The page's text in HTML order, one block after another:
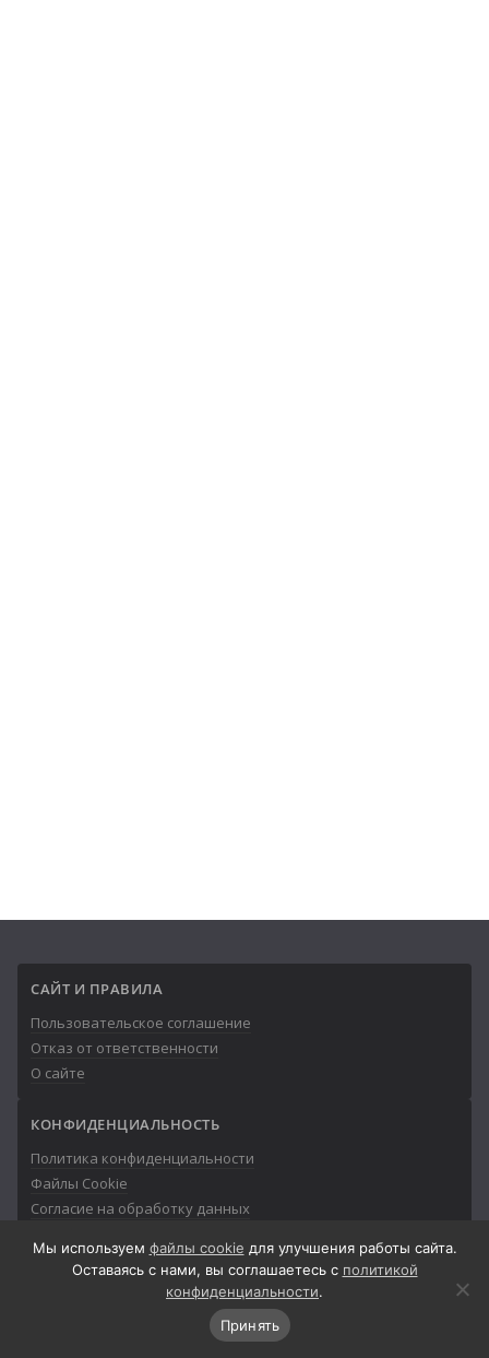
САЙТ И ПРАВИЛА
Пользовательское соглашение
Отказ от ответственности
О сайте
КОНФИДЕНЦИАЛЬНОСТЬ
Политика конфиденциальности
Файлы Cookie
Согласие на обработку данных
© 2013-2026Айтишник
Мы используем файлы cookie для улучшения работы сайта.
Оставаясь с нами, вы соглашаетесь с политикой
конфиденциальности.
Принять